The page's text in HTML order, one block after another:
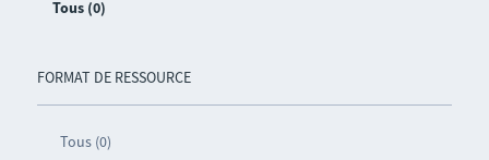
Tous (0)
FORMAT DE RESSOURCE
Tous (0)